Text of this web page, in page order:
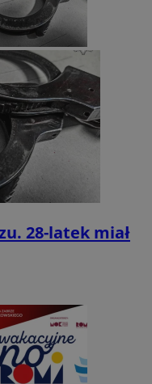
28-latek miał